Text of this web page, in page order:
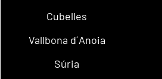
Cubelles
Vallbona d´Anoia
Súria